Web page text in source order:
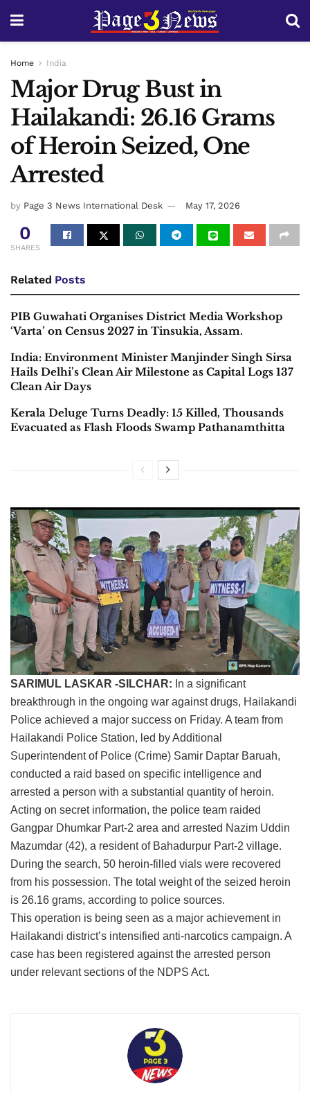
Home India
Major Drug Bust in
Hailakandi: 26.16 Grams
of Heroin Seized, One
Arrested
by Page 3 News International Desk May 17, 2026
0
SHARES
Related Posts
PIB Guwahati Organises District Media Workshop
‘Varta’ on Census 2027 in Tinsukia, Assam.
India: Environment Minister Manjinder Singh Sirsa
Hails Delhi’s Clean Air Milestone as Capital Logs 137
Clean Air Days
Kerala Deluge Turns Deadly: 15 Killed, Thousands
Evacuated as Flash Floods Swamp Pathanamthitta
SARIMUL LASKAR -SILCHAR: In a significant
breakthrough in the ongoing war against drugs, Hailakandi
Police achieved a major success on Friday. A team from
Hailakandi Police Station, led by Additional
Superintendent of Police (Crime) Samir Daptar Baruah,
conducted a raid based on specific intelligence and
arrested a person with a substantial quantity of heroin.
Acting on secret information, the police team raided
Gangpar Dhumkar Part-2 area and arrested Nazim Uddin
Mazumdar (42), a resident of Bahadurpur Part-2 village.
During the search, 50 heroin-filled vials were recovered
from his possession. The total weight of the seized heroin
is 26.16 grams, according to police sources.
This operation is being seen as a major achievement in
Hailakandi district’s intensified anti-narcotics campaign. A
case has been registered against the arrested person
under relevant sections of the NDPS Act.